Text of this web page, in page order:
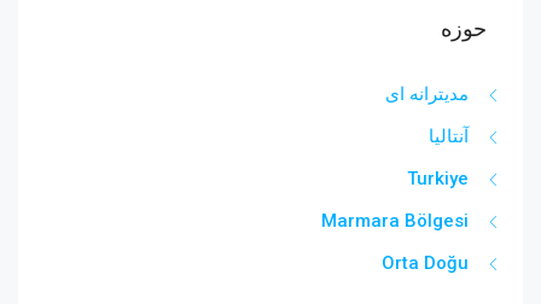
حوزه
مدیترانه ای
آنتالیا
Turkiye
Marmara Bölgesi
Orta Doğu